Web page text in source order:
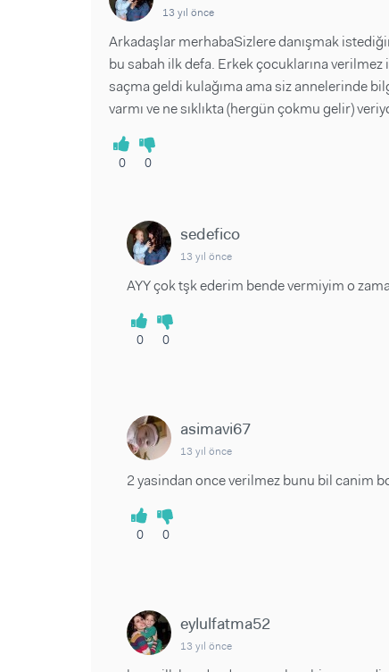
13 yıl önce
Arkadaşlar merhabaSizlere danışmak
bu sabah ilk defa. Erkek çocuklarına
saçma geldi kulağıma ama siz annelerinde
varmı ve ne sıklıkta (hergün çokmu gelir)
0 0
sedefico
13 yıl önce
AYY çok tşk ederim bende vermiyim o
0 0
asimavi67
13 yıl önce
2 yasindan once verilmez bunu bil canim
0 0
eylulfatma52
13 yıl önce